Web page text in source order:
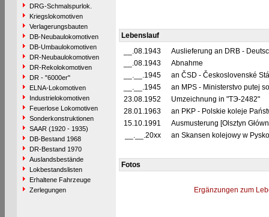
DRG-Schmalspurlok.
Kriegslokomotiven
Verlagerungsbauten
DB-Neubaulokomotiven
DB-Umbaulokomotiven
DR-Neubaulokomotiven
DR-Rekolokomotiven
DR - "6000er"
ELNA-Lokomotiven
Industrielokomotiven
Feuerlose Lokomotiven
Sonderkonstruktionen
SAAR (1920 - 1935)
DB-Bestand 1968
DR-Bestand 1970
Auslandsbestände
Lokbestandslisten
Erhaltene Fahrzeuge
Zerlegungen
Lebenslauf
__.08.1943
Auslieferung an DRB -
__.08.1943
Abnahme
__.__.1945
an ČSD - Československé
__.__.1945
an MPS - Ministerstvo putej
23.08.1952
Umzeichnung in "TЭ-2482"
28.01.1963
an PKP - Polskie koleje
15.10.1991
Ausmusterung [Olsztyn
__.__.20xx
an Skansen kolejowy w
Fotos
Ergänzungen zum